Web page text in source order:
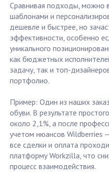
Сравнивая подходы, можно
шаблонами и
дешевле и быстрее, но
эффективности, особенно
уникального
как бюджетных
задачу, так и топ-
портфолио.
Пример: Один из наших
обуви. В результате
около 2,1%, а после
учетом нюансов Wildberries
все сделки и оплата
платформу Workzilla, что
процесс взаимодействия.